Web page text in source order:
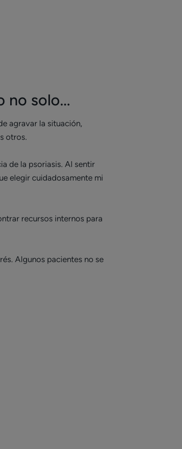
no solo...
agravar la situación,
otros.
de la psoriasis. Al sentir
elegir cuidadosamente mi
recursos internos para
Algunos pacientes no se